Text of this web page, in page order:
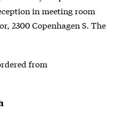
in meeting room
2300 Copenhagen S. The
from